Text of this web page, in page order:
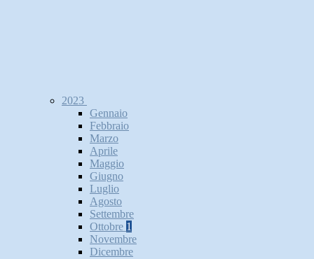
2023
Gennaio
Febbraio
Marzo
Aprile
Maggio
Giugno
Luglio
Agosto
Settembre
Ottobre 1
Novembre
Dicembre